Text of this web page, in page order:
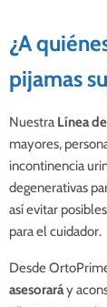
¿A
pijamas
Nuestra Línea
mayores,
incontinencia
degenerativas
así evitar
para el cuidador.
Desde
asesoraráy